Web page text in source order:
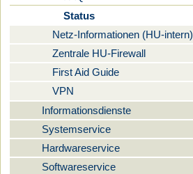
Status
Netz-Informationen (HU-intern)
Zentrale HU-Firewall
First Aid Guide
VPN
Informationsdienste
Systemservice
Hardwareservice
Softwareservice